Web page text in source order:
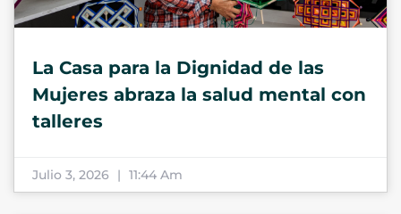
La Casa para la Dignidad de las
Mujeres abraza la salud mental con
talleres
Julio 3, 2026 11:44 Am